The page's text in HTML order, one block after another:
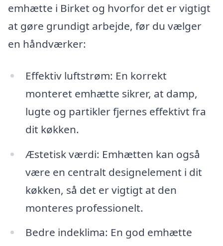
emhætte i Birket og hvorfor det er vigtigt
at gøre grundigt arbejde, før du vælger
en håndværker:
Effektiv luftstrøm: En korrekt
monteret emhætte sikrer, at damp,
lugte og partikler fjernes effektivt fra
dit køkken.
Æstetisk værdi: Emhætten kan også
være en centralt designelement i dit
køkken, så det er vigtigt at den
monteres professionelt.
Bedre indeklima: En god emhætte